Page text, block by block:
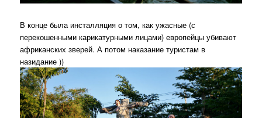
В конце была инсталляция о том, как ужасные (с
перекошенными карикатурными лицами) европейцы убивают
африканских зверей. А потом наказание туристам в
назидание ))